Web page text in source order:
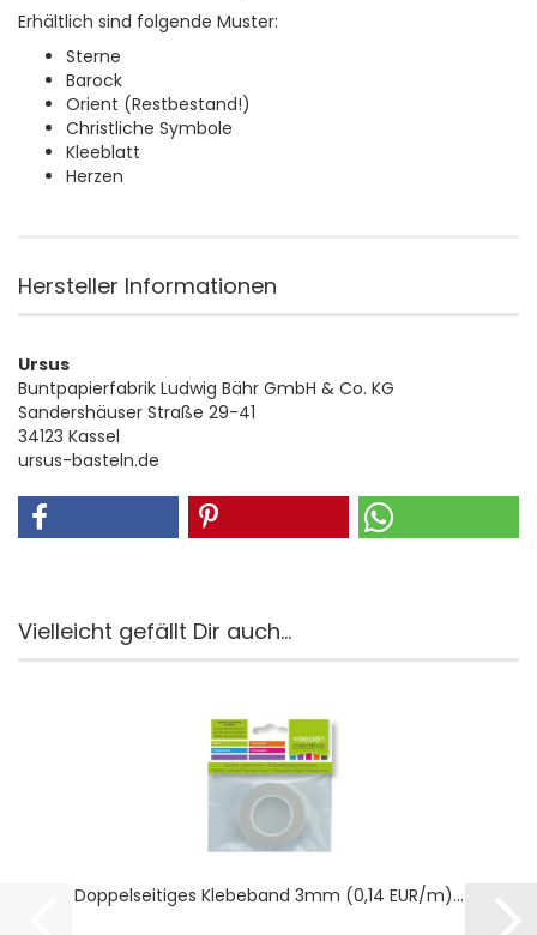
Erhältlich sind folgende Muster:
Sterne
Barock
Orient (Restbestand!)
Christliche Symbole
Kleeblatt
Herzen
Hersteller Informationen
Ursus
Buntpapierfabrik Ludwig Bähr GmbH & Co. KG
Sandershäuser Straße 29-41
34123 Kassel
ursus-basteln.de
Vielleicht gefällt Dir auch...
Dop­pel­sei­ti­ges Kle­be­band 3mm (0,14 EUR/m)...